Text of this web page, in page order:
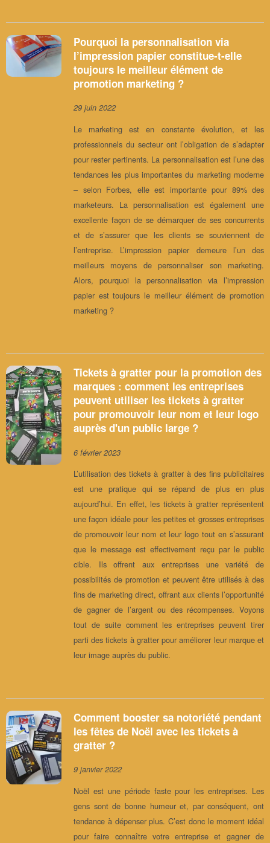
Pourquoi la personnalisation via
l’impression papier constitue-t-elle
toujours le meilleur élément de
promotion marketing ?
29 juin 2022
Le marketing est en constante évolution, et les
professionnels du secteur ont l’obligation de s’adapter
pour rester pertinents. La personnalisation est l’une des
tendances les plus importantes du marketing moderne
– selon Forbes, elle est importante pour 89% des
marketeurs. La personnalisation est également une
excellente façon de se démarquer de ses concurrents
et de s’assurer que les clients se souviennent de
l’entreprise. L’impression papier demeure l’un des
meilleurs moyens de personnaliser son marketing.
Alors, pourquoi la personnalisation via l’impression
papier est toujours le meilleur élément de promotion
marketing ?
Tickets à gratter pour la promotion des
marques : comment les entreprises
peuvent utiliser les tickets à gratter
pour promouvoir leur nom et leur logo
auprès d'un public large ?
6 février 2023
L’utilisation des tickets à gratter à des fins publicitaires
est une pratique qui se répand de plus en plus
aujourd’hui. En effet, les tickets à gratter représentent
une façon idéale pour les petites et grosses entreprises
de promouvoir leur nom et leur logo tout en s’assurant
que le message est effectivement reçu par le public
cible. Ils offrent aux entreprises une variété de
possibilités de promotion et peuvent être utilisés à des
fins de marketing direct, offrant aux clients l’opportunité
de gagner de l’argent ou des récompenses. Voyons
tout de suite comment les entreprises peuvent tirer
parti des tickets à gratter pour améliorer leur marque et
leur image auprès du public.
Comment booster sa notoriété pendant
les fêtes de Noël avec les tickets à
gratter ?
9 janvier 2022
Noël est une période faste pour les entreprises. Les
gens sont de bonne humeur et, par conséquent, ont
tendance à dépenser plus. C’est donc le moment idéal
pour faire connaître votre entreprise et gagner de